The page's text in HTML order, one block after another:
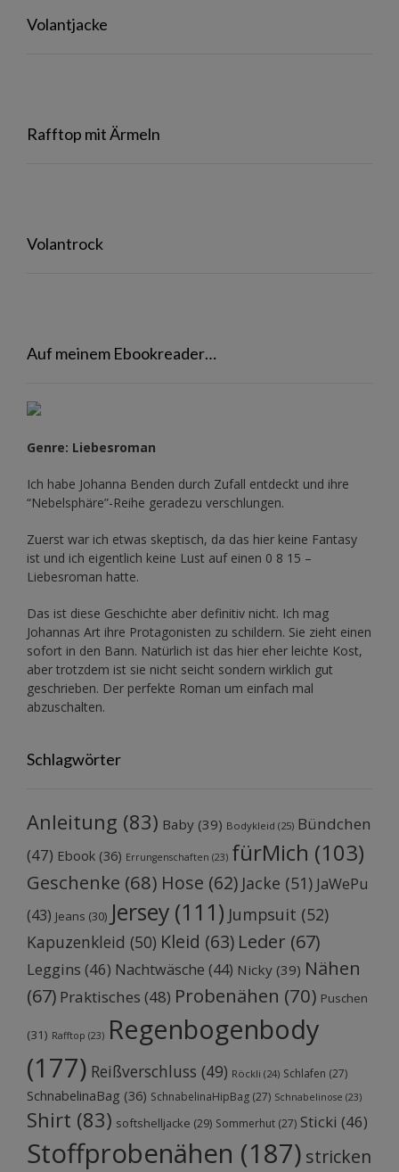
Volantjacke
Rafftop mit Ärmeln
Volantrock
Auf meinem Ebookreader…
Genre: Liebesroman
Ich habe Johanna Benden durch Zufall entdeckt und ihre
“Nebelsphäre”-Reihe geradezu verschlungen.
Zuerst war ich etwas skeptisch, da das hier keine Fantasy
ist und ich eigentlich keine Lust auf einen 0 8 15 –
Liebesroman hatte.
Das ist diese Geschichte aber definitiv nicht. Ich mag
Johannas Art ihre Protagonisten zu schildern. Sie zieht einen
sofort in den Bann. Natürlich ist das hier eher leichte Kost,
aber trotzdem ist sie nicht seicht sondern wirklich gut
geschrieben. Der perfekte Roman um einfach mal
abzuschalten.
Schlagwörter
Anleitung (83) Baby (39) Bodykleid (25) Bündchen
(47) Ebook (36) Errungenschaften (23) fürMich (103)
Geschenke (68) Hose (62) Jacke (51) JaWePu
(43) Jeans (30) Jersey (111) Jumpsuit (52)
Kapuzenkleid (50) Kleid (63) Leder (67)
Leggins (46) Nachtwäsche (44) Nicky (39) Nähen
(67) Praktisches (48) Probenähen (70) Puschen
(31) Rafftop (23) Regenbogenbody
(177) Reißverschluss (49) Röckli (24) Schlafen (27)
SchnabelinaBag (36) SchnabelinaHipBag (27) Schnabelinose (23)
Shirt (83) softshelljacke (29) Sommerhut (27) Sticki (46)
Stoffprobenähen (187) stricken